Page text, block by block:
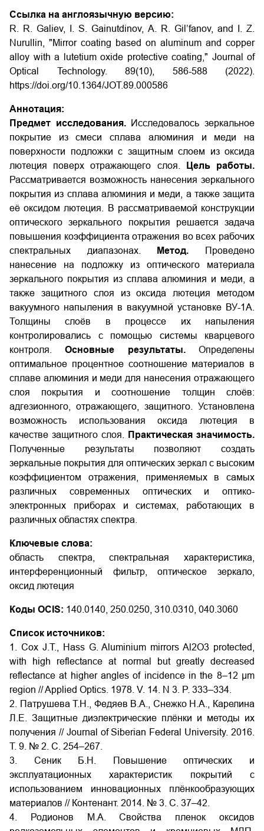
Ссылка на англоязычную версию:
R. R. Galiev, I. S. Gainutdinov, A. R. Gil’fanov, and I. Z.
Nurullin, "Mirror coating based on aluminum and copper
alloy with a lutetium oxide protective coating," Journal of
Optical Technology. 89(10), 586-588 (2022).
https://doi.org/10.1364/JOT.89.000586
Аннотация:
Предмет исследования.Исследовалось зеркальное
покрытие из смеси сплава алюминия и меди на
поверхности подложки с защитным слоем из оксида
лютеция поверх отражающего слоя.
Цель работы.
Рассматривается возможность нанесения зеркального
покрытия из сплава алюминия и меди, а также защита
её оксидом лютеция. В рассматриваемой конструкции
оптического зеркального покрытия решается задача
повышения коэффициента отражения во всех рабочих
спектральных диапазонах.
Метод. Проведено
нанесение на подложку из оптического материала
зеркального покрытия из сплава алюминия и меди, а
также защитного слоя из оксида лютеция методом
вакуумного напыления в вакуумной установке ВУ-1А.
Толщины слоёв в процессе их напыления
контролировались с помощью системы кварцевого
контроля.Основные результаты.Определены
оптимальное процентное соотношение материалов в
сплаве алюминия и меди для нанесения отражающего
слоя покрытия и соотношение толщин слоёв:
адгезионного, отражающего, защитного. Установлена
возможность использования оксида лютеция в
качестве защитного слоя.
Практическая значимость.
Полученные результаты позволяют создать
зеркальные покрытия для оптических зеркал с высоким
коэффициентом отражения, применяемых в самых
различных современных оптических и оптико-
электронных приборах и системах, работающих в
различных областях спектра.
Ключевые слова:
область спектра, спектральная характеристика,
интерференционный фильтр, оптическое зеркало,
оксид лютеция
Коды OCIS: 140.0140, 250.0250, 310.0310, 040.3060
Список источников:
1. Cox J.T., Hass G. Aluminium mirrors Al2O3 protected,
with high reflectance at normal but greatly decreased
reflectance at higher angles of incidence in the 8–12 μm
region // Applied Optics. 1978. V. 14. N 3. P. 333–334.
2. Патрушева Т.Н., Федяев В.А., Снежко Н.А., Карелина
Л.Е. Защитные диэлектрические плёнки и методы их
получения // Journal of Siberian Federal University. 2016.
Т. 9. № 2. С. 254–267.
3. Сеник Б.Н. Повышение оптических и
эксплуатационных характеристик покрытий с
использованием инновационных плёнкообразующих
материалов // Контенант. 2014. № 3. С. 37–42.
4. Родионов М.А. Свойства пленок оксидов